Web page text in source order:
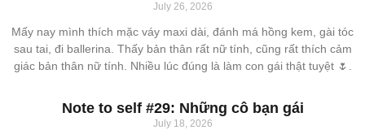
July 26, 2026
Mấy nay mình thích mặc váy maxi dài, đánh má hồng kem, gài tóc
sau tai, đi ballerina. Thấy bản thân rất nữ tính, cũng rất thích cảm
giác bản thân nữ tính. Nhiều lúc đúng là làm con gái thật tuyệt 🌷.
Note to self #29: Những cô bạn gái
July 18, 2026